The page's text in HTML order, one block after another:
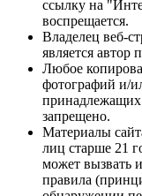
ссылку на
воспрещается.
Владелец веб-
является автор
Любое
фотографий и/
принадлежащих
запрещено.
Материалы
лиц старше 21
может вызвать
правила